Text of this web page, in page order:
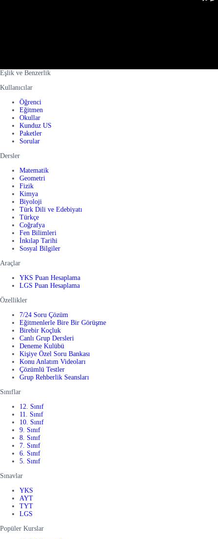
Eşlik ve Benzerlik
Kullanıcılar
Öğrenci
Eğitmen
Okullar
Kunduz US
Paketler
Sorular
Dersler
Matematik
Geometri
Fizik
Kimya
Biyoloji
Türk Dili ve Edebiyatı
Türkçe
Coğrafya
Fen Bilimleri
İnkılap Tarihi
Sosyal Bilgiler
Araçlar
YKS Puan Hesaplama
LGS Puan Hesaplama
Özellikler
7/24 Soru Çözüm
Eğitmenlerle Bire Bir Görüşme
Birebir Koçluk
Canlı Grup Dersleri
Deneme Kulübü
Kişiye Özel Soru Bankası
Konu Anlatım Videoları
Çözümlü Testler
Grup Rehberlik Seansları
Sınıflar
12. Sınıf
11. Sınıf
10. Sınıf
9. Sınıf
8. Sınıf
7. Sınıf
6. Sınıf
5. Sınıf
Sınavlar
YKS
AYT
TYT
LGS
Popüler Kurslar